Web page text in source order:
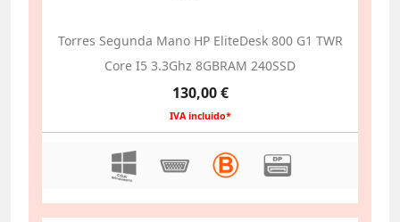
Torres Segunda Mano HP EliteDesk 800 G1 TWR
Core I5 3.3Ghz 8GBRAM 240SSD
Precio
130,00 €
IVA incluido*